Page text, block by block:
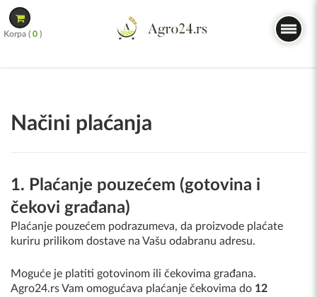
Skip
to
content
Korpa ( 0 )
Načini plaćanja
1. Plaćanje pouzećem (gotovina i
čekovi građana)
Plaćanje pouzećem podrazumeva, da proizvode plaćate
kuriru prilikom dostave na Vašu odabranu adresu.
Moguće je platiti gotovinom ili čekovima građana.
Agro24.rs Vam omogućava plaćanje čekovima do 12